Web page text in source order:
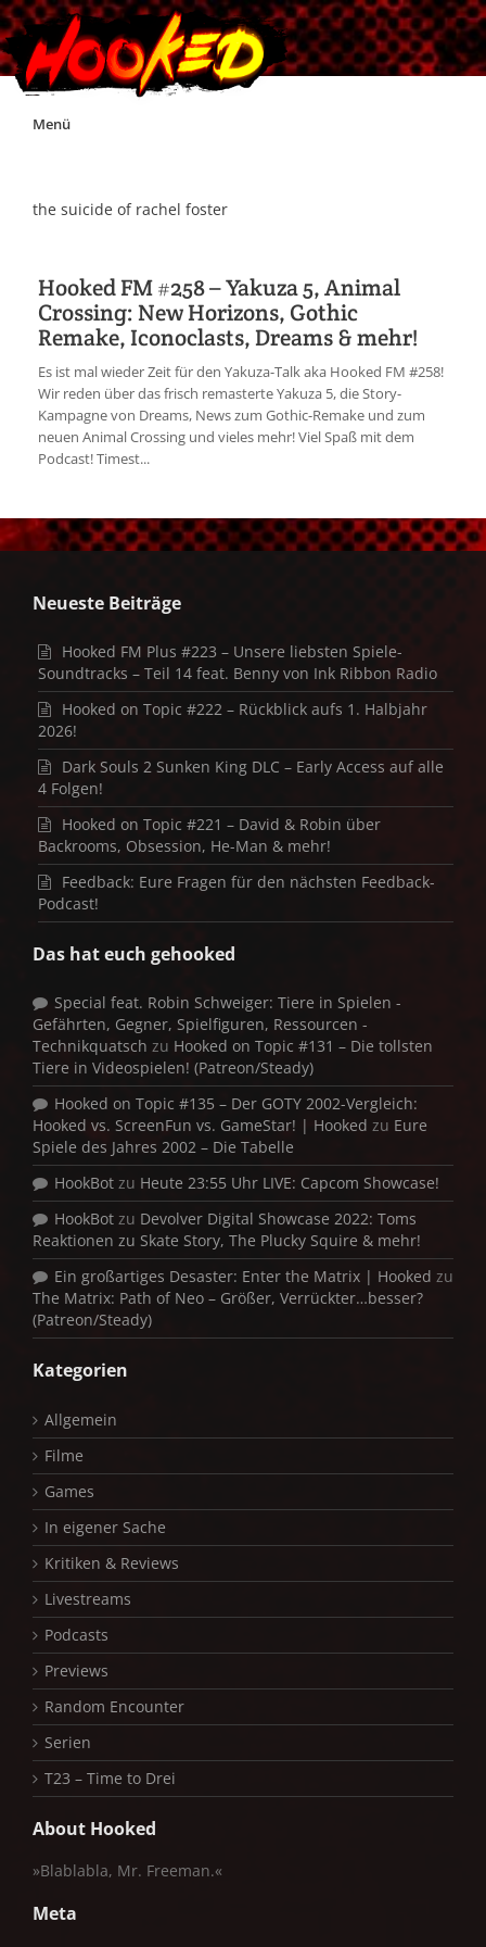
Skip
Menü
Impressum
Jobs
Discord
the suicide of rachel foster
Hooked FM #258 – Yakuza 5, Animal
Crossing: New Horizons, Gothic
Remake, Iconoclasts, Dreams & mehr!
Es ist mal wieder Zeit für den Yakuza-Talk aka Hooked FM #258!
Wir reden über das frisch remasterte Yakuza 5, die Story-
Kampagne von Dreams, News zum Gothic-Remake und zum
neuen Animal Crossing und vieles mehr! Viel Spaß mit dem
Podcast! Timest...
Neueste Beiträge
Hooked FM Plus #223 – Unsere liebsten Spiele-
Soundtracks – Teil 14 feat. Benny von Ink Ribbon Radio
Hooked on Topic #222 – Rückblick aufs 1. Halbjahr
2026!
Dark Souls 2 Sunken King DLC – Early Access auf alle
4 Folgen!
Hooked on Topic #221 – David & Robin über
Backrooms, Obsession, He-Man & mehr!
Feedback: Eure Fragen für den nächsten Feedback-
Podcast!
Das hat euch gehooked
Special feat. Robin Schweiger: Tiere in Spielen -
Gefährten, Gegner, Spielfiguren, Ressourcen -
Technikquatsch zu Hooked on Topic #131 – Die tollsten
Tiere in Videospielen! (Patreon/Steady)
Hooked on Topic #135 – Der GOTY 2002-Vergleich:
Hooked vs. ScreenFun vs. GameStar! | Hooked zu Eure
Spiele des Jahres 2002 – Die Tabelle
HookBot zu Heute 23:55 Uhr LIVE: Capcom Showcase!
HookBot zu Devolver Digital Showcase 2022: Toms
Reaktionen zu Skate Story, The Plucky Squire & mehr!
Ein großartiges Desaster: Enter the Matrix | Hooked zu
The Matrix: Path of Neo – Größer, Verrückter…besser?
(Patreon/Steady)
Kategorien
Allgemein
Filme
Games
In eigener Sache
Kritiken & Reviews
Livestreams
Podcasts
Previews
Random Encounter
Serien
T23 – Time to Drei
About Hooked
»Blablabla, Mr. Freeman.«
Meta